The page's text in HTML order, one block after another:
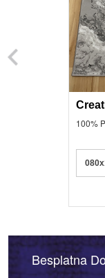
100%
Besplatna